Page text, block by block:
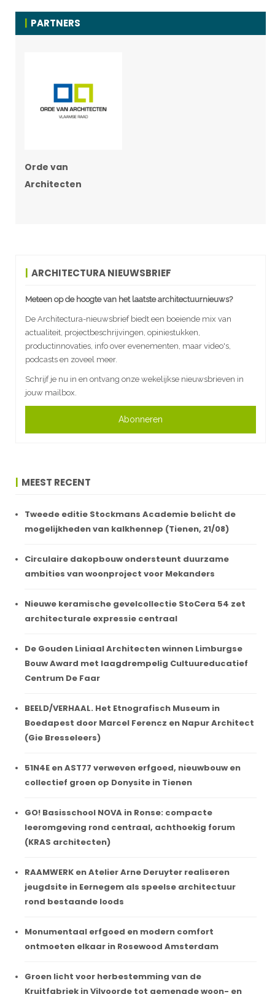
PARTNERS
Orde van
Architecten
ARCHITECTURA NIEUWSBRIEF
Meteen op de hoogte van het laatste architectuurnieuws?
De Architectura-nieuwsbrief biedt een boeiende mix van
actualiteit, projectbeschrijvingen, opiniestukken,
productinnovaties, info over evenementen, maar video's,
podcasts en zoveel meer.
Schrijf je nu in en ontvang onze wekelijkse nieuwsbrieven in
jouw mailbox.
Abonneren
MEEST RECENT
Tweede editie Stockmans Academie belicht de
mogelijkheden van kalkhennep (Tienen, 21/08)
Circulaire dakopbouw ondersteunt duurzame
ambities van woonproject voor Mekanders
Nieuwe keramische gevelcollectie StoCera 54 zet
architecturale expressie centraal
De Gouden Liniaal Architecten winnen Limburgse
Bouw Award met laagdrempelig Cultuureducatief
Centrum De Faar
BEELD/VERHAAL. Het Etnografisch Museum in
Boedapest door Marcel Ferencz en Napur Architect
(Gie Bresseleers)
51N4E en AST77 verweven erfgoed, nieuwbouw en
collectief groen op Donysite in Tienen
GO! Basisschool NOVA in Ronse: compacte
leeromgeving rond centraal, achthoekig forum
(KRAS architecten)
RAAMWERK en Atelier Arne Deruyter realiseren
jeugdsite in Eernegem als speelse architectuur
rond bestaande loods
Monumentaal erfgoed en modern comfort
ontmoeten elkaar in Rosewood Amsterdam
Groen licht voor herbestemming van de
Kruitfabriek in Vilvoorde tot gemengde woon- en